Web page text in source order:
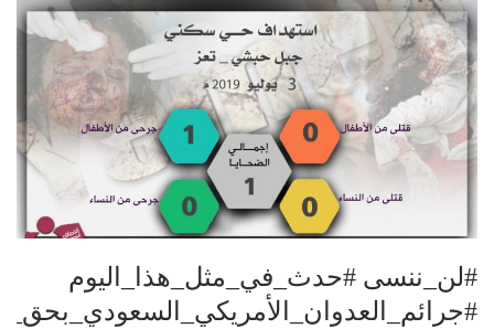
#لن_ننسى #حدث_في_مثل_هذا_اليوم